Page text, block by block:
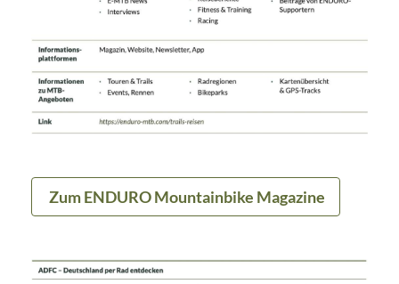
Zum ENDURO Mountainbike Magazine